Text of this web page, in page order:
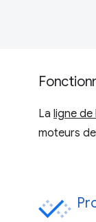
La ligne de
moteurs